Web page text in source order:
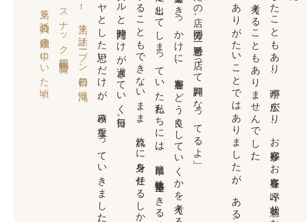
。
「あなたの店、国分で一番悪い店って評判になってるよ」
ズルズルと時間だけが過ぎていく毎日。
モヤモヤとした思いだけが、積み重なっていきました。
← 第４話「オープン初日の混沌」
スナック千鶴物語一覧へ
第６話「負の連鎖の中にいた頃」 →